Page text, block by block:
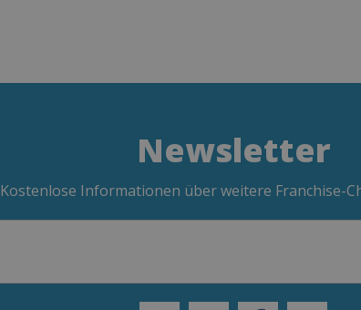
Newsletter
Kostenlose Informationen über weitere Franchise-